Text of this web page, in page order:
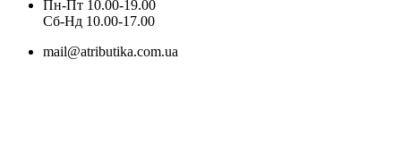
Пн-Пт 10.00-19.00
Cб-Нд 10.00-17.00
mail@atributika.com.ua